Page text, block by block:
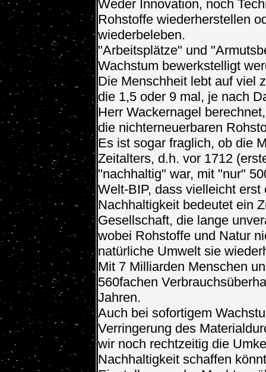
Weder Innovation, noch
Rohstoffe wiederherstellen
wiederbeleben.
"Arbeitsplätze" und
Wachstum bewerkstelligt
Die Menschheit lebt auf viel
die 1,5 oder 9 mal, je nach
Herr Wackernagel
die nichterneuerbaren
Es ist sogar fraglich, ob die
Zeitalters, d.h. vor 1712
"nachhaltig" war, mit "nur"
Welt-BIP, dass vielleicht
Nachhaltigkeit bedeutet ein
Gesellschaft, die lange
wobei Rohstoffe und Natur
natürliche Umwelt sie
Mit 7 Milliarden Menschen
560fachen
Jahren.
Auch bei sofortigem
Verringerung des
wir noch rechtzeitig die
Nachhaltigkeit schaffen